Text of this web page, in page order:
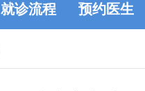
就诊流程 预约医生